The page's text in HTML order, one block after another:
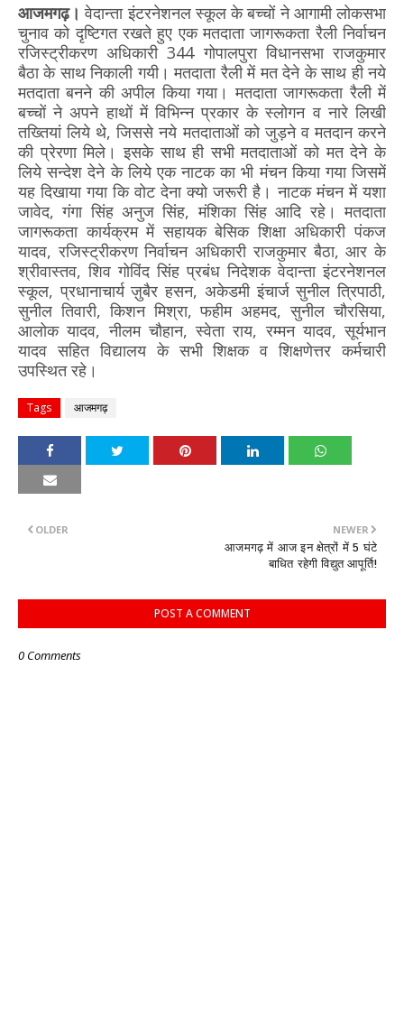
आजमगढ़।वेदान्ता इंटरनेशनल स्कूल के बच्चों ने आगामी लोकसभा
चुनाव को दृष्टिगत रखते हुए एक मतदाता जागरूकता रैली निर्वाचन
रजिस्ट्रीकरण अधिकारी 344 गोपालपुरा विधानसभा राजकुमार
बैठा के साथ निकाली गयी। मतदाता रैली में मत देने के साथ ही नये
मतदाता बनने की अपील किया गया। मतदाता जागरूकता रैली में
बच्चों ने अपने हाथों में विभिन्न प्रकार के स्लोगन व नारे लिखी
तख्तियां लिये थे, जिससे नये मतदाताओं को जुड़ने व मतदान करने
की प्रेरणा मिले। इसके साथ ही सभी मतदाताओं को मत देने के
लिये सन्देश देने के लिये एक नाटक का भी मंचन किया गया जिसमें
यह दिखाया गया कि वोट देना क्यो जरूरी है। नाटक मंचन में यशा
जावेद, गंगा सिंह अनुज सिंह, मंशिका सिंह आदि रहे। मतदाता
जागरूकता कार्यक्रम में सहायक बेसिक शिक्षा अधिकारी पंकज
यादव, रजिस्ट्रीकरण निर्वाचन अधिकारी राजकुमार बैठा, आर के
श्रीवास्तव, शिव गोविंद सिंह प्रबंध निदेशक वेदान्ता इंटरनेशनल
स्कूल, प्रधानाचार्य ज़ुबैर हसन, अकेडमी इंचार्ज सुनील त्रिपाठी,
सुनील तिवारी, किशन मिश्रा, फहीम अहमद, सुनील चौरसिया,
आलोक यादव, नीलम चौहान, स्वेता राय, रम्मन यादव, सूर्यभान
यादव सहित विद्यालय के सभी शिक्षक व शिक्षणेत्तर कर्मचारी
उपस्थित रहे।
Tags आजमगढ़
NEWER
आजमगढ़ में आज इन क्षेत्रों में 5 घंटे
बाधित रहेगी विद्युत आपूर्ति!
OLDER
POST A COMMENT
0 Comments